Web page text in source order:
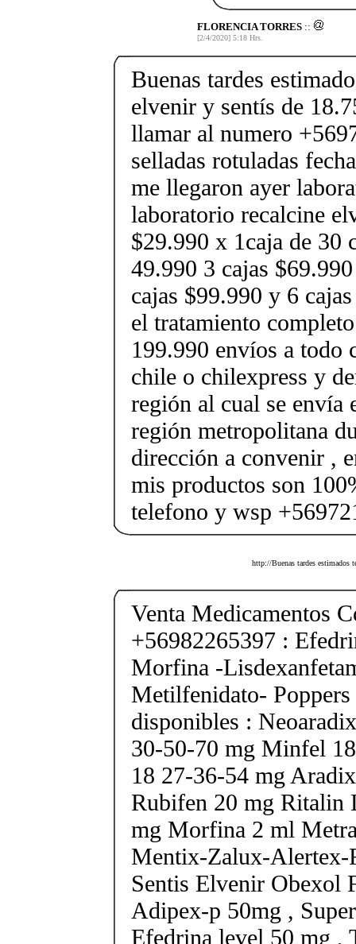
FLORENCIA TORRES::
[2/4/2020] 5:18 Hrs.
Buenas tardes
elvenir y sentís de
llamar al numero
selladas rotuladas
me llegaron ayer
laboratorio recalcine
$29.990 x 1caja de 30
49.990 3 cajas
cajas $99.990 y 6
el tratamiento
199.990 envíos a todo
chile o chilexpress y
región al cual se envía
región metropolitana
dirección a convenir ,
mis productos son
telefono y wsp
http://Buenas tardes estimados
Venta Medicamentos
+56982265397 :
Morfina -
Metilfenidato-
disponibles :
30-50-70 mg Minfel
18 27-36-54 mg
Rubifen 20 mg Ritalin
mg Morfina 2 ml
Mentix-Zalux-Alertex-
Sentis Elvenir Obexol
Adipex-p 50mg ,
Efedrina level 50 mg ,